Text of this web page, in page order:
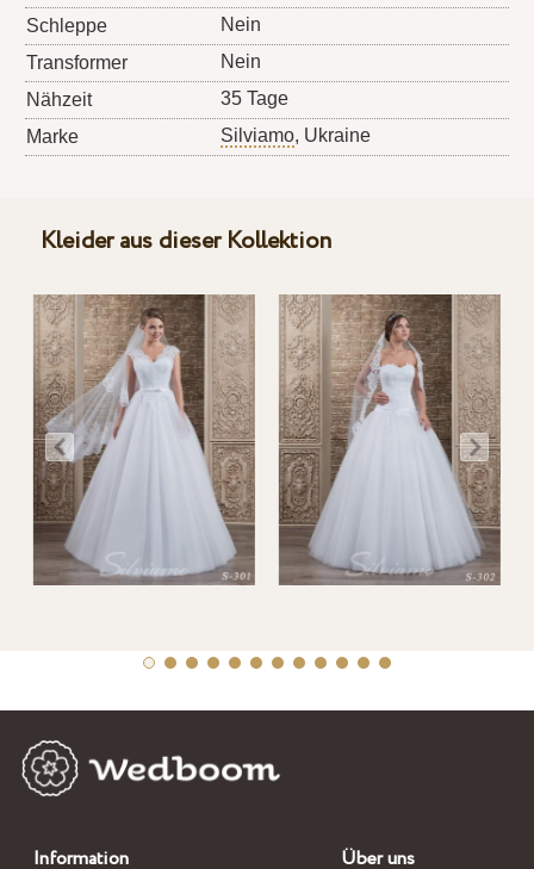
Schleppe
Nein
Transformer
Nein
Nähzeit
35 Tage
Marke
Silviamo, Ukraine
Kleider aus dieser Kollektion
Information Über uns